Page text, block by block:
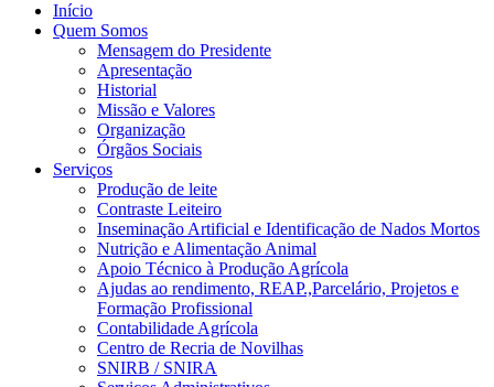
Início
Quem Somos
Mensagem do Presidente
Apresentação
Historial
Missão e Valores
Organização
Órgãos Sociais
Serviços
Produção de leite
Contraste Leiteiro
Inseminação Artificial e Identificação de Nados Mortos
Nutrição e Alimentação Animal
Apoio Técnico à Produção Agrícola
Ajudas ao rendimento, REAP.,Parcelário, Projetos e
Formação Profissional
Contabilidade Agrícola
Centro de Recria de Novilhas
SNIRB / SNIRA